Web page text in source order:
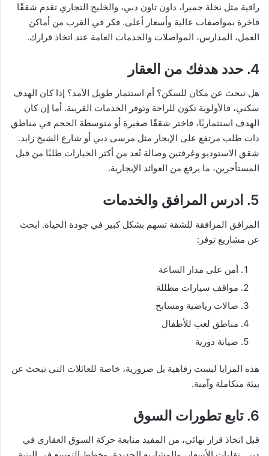
راقية مثل نخلة جميرا، داون تاون دبي، والخليج التجاري تقدم شققًا
فاخرة بمواصفات عالية وأسعار أعلى. فكر في القرب من أماكن
العمل، المدارس، المواصلات والخدمات العامة عند اتخاذ قرارك.
4. حدد هدفك من العقار
هل تبحث عن مكان للسكن؟ أم استثمار طويل الأمد؟ إذا كان الهدف
سكني، فالأولوية تكون للراحة وتوفر الخدمات القريبة. أما إن كان
الهدف استثماريًا، فاختر شققًا صغيرة أو متوسطة الحجم في مناطق
ذات طلب مرتفع على الإيجار مثل مرسى دبي أو شارع الشيخ زايد.
شقق الاستوديو وغرفتين وصالة تُعد من أكثر الخيارات طلبًا من قبل
المستأجرين، ما يرفع من العوائد الإيجارية.
5. ادرس المرافق والخدمات
المرافق المرافقة للشقة تسهم بشكل كبير في جودة الحياة. ابحث
عن مشاريع توفر:
أمن على مدار الساعة
مواقف سيارات مظللة
صالات رياضية ومسابح
مناطق لعب للأطفال
صيانة دورية
هذه المزايا ليست رفاهية بل ضرورية، خاصة للعائلات التي تبحث عن
بيئة متكاملة وآمنة.
6. تابع تطورات السوق
قبل اتخاذ قرار نهائي، من المفيد متابعة حركة السوق العقاري في